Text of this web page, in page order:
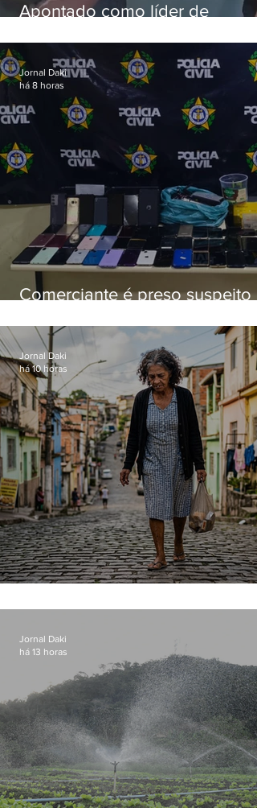
Apontado como líder de
aposentados é preso
Comerciante é preso suspeito
loja
Jornal Daki
há 8 horas
Jornal Daki
há 10 horas
Jornal Daki
há 13 horas